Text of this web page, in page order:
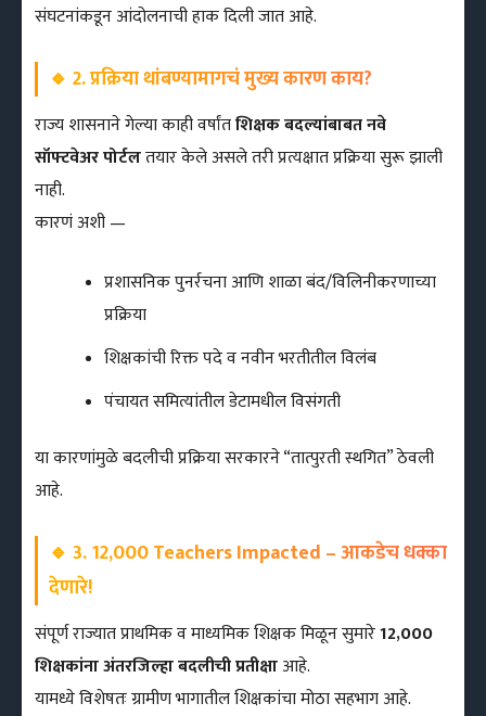
संघटनांकडून आंदोलनाची हाक दिली जात आहे.
🔹 2. प्रक्रिया थांबण्यामागचं मुख्य कारण काय?
राज्य शासनाने गेल्या काही वर्षांतशिक्षक बदल्यांबाबत नवे
सॉफ्टवेअर पोर्टलतयार केले असले तरी प्रत्यक्षात प्रक्रिया सुरू झाली
नाही.
कारणं अशी —
प्रशासनिक पुनर्रचना आणि शाळा बंद/विलिनीकरणाच्या
प्रक्रिया
शिक्षकांची रिक्त पदे व नवीन भरतीतील विलंब
पंचायत समित्यांतील डेटामधील विसंगती
या कारणांमुळे बदलीची प्रक्रिया सरकारने “तात्पुरती स्थगित” ठेवली
आहे.
🔹 3. 12,000 Teachers Impacted – आकडेच धक्का
देणारे!
संपूर्ण राज्यात प्राथमिक व माध्यमिक शिक्षक मिळून सुमारे12,000
शिक्षकांना अंतरजिल्हा बदलीची प्रतीक्षाआहे.
यामध्ये विशेषतः ग्रामीण भागातील शिक्षकांचा मोठा सहभाग आहे.